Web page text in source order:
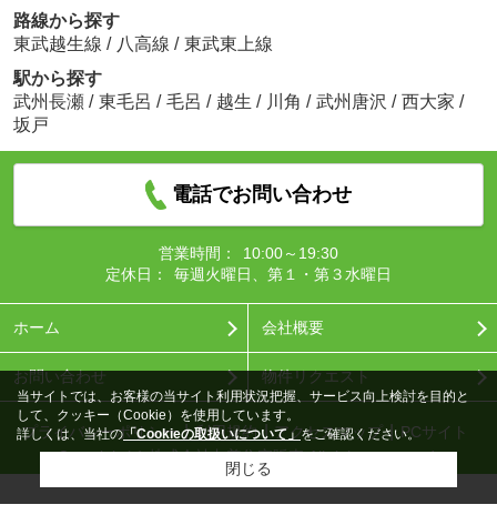
路線から探す
東武越生線 / 八高線 / 東武東上線
駅から探す
武州長瀬 / 東毛呂 / 毛呂 / 越生 / 川角 / 武州唐沢 / 西大家 /
坂戸
電話でお問い合わせ
営業時間：
10:00～19:30
定休日：
毎週火曜日、第１・第３水曜日
ホーム 会社概要
お問い合わせ 物件リクエスト
プライバシーポリシー 利用規約 アクセスマップ
PCサイト
Copyright(c) 株式会社丸善住宅販売 All rights reserved.
当サイトでは、お客様の当サイト利用状況把握、サービス向上検討を目的と
して、クッキー（Cookie）を使用しています。
詳しくは、当社の「Cookieの取扱いについて」をご確認ください。
閉じる